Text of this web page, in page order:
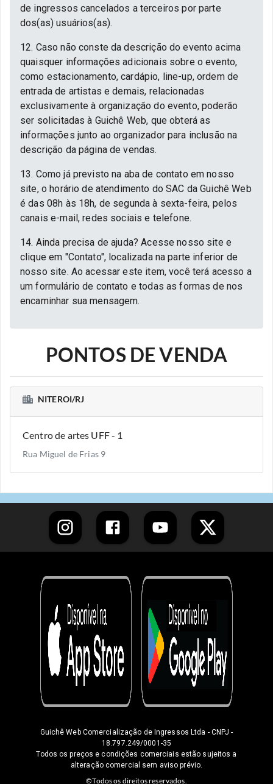
de ingressos cancelados a terceiros por parte
dos(as) usuários(as).
12. Caso não conste da descrição do evento acima
quaisquer informações adicionais sobre o evento,
como estacionamento, cardápio, line-up, ordem de
entrada de artistas e demais, relacionadas
exclusivamente à organização do evento, poderão
ser solicitadas à Guichê Web, que obterá as
informações junto ao organizador para inclusão na
descrição da página de vendas.
13. Como já previsto na aba de contato em nosso
site, o horário de atendimento do SAC da Guichê Web
é das 08h às 18h, de segunda à sexta-feira, pelos
canais e-mail, redes sociais e telefone.
14. Ainda precisa de ajuda? Acesse nosso site e
clique em "Contato", localizada na parte inferior de
nosso site. Ao acessar este item, você terá acesso a
um formulário de contato e todas as formas de nos
encaminhar sua mensagem.
PONTOS DE VENDA
NITEROI/RJ
Centro de artes UFF - 1
Rua Miguel de Frias 9
Guichê Web Comercialização de Ingressos Ltda - CNPJ -
18.797.249/0001-35
Todos os preços e condições comerciais estão sujeitos a
alteração comercial sem aviso prévio.
©Todos os direitos reservados.